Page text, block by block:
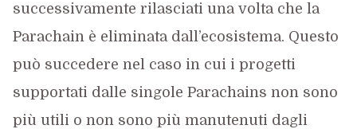
successivamente rilasciati una volta che la
Parachain è eliminata dall’ecosistema. Questo
può succedere nel caso in cui i progetti
supportati dalle singole Parachains non sono
più utili o non sono più manutenuti dagli